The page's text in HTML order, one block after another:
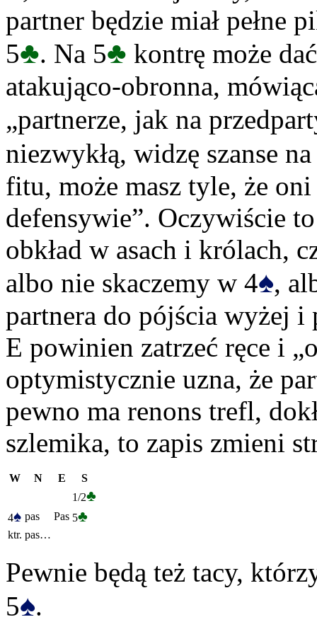
partner będzie miał pełne
5♣. Na 5♣ kontrę może
atakująco-obronna,
„partnerze, jak na
niezwykłą, widzę szanse
fitu, może masz tyle, że
defensywie”. Oczywiście
obkład w asach i królach,
albo nie skaczemy w 4♠,
partnera do pójścia wyżej i
E powinien zatrzeć ręce i
optymistycznie uzna, że
pewno ma renons trefl,
szlemika, to zapis zmieni
W N E
S
1/2♣
4♠ pas Pas 5♣
ktr. pas…
Pewnie będą też tacy,
5♠.